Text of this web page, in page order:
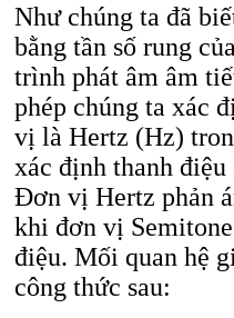
Như chúng ta đã
bằng tần số rung
trình phát âm âm
phép chúng ta xác
vị là Hertz (Hz)
xác định thanh
Đơn vị Hertz phản
khi đơn vị
điệu. Mối quan hệ
công thức sau: